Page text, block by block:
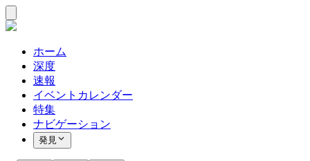
ホーム
深度
速報
イベントカレンダー
特集
ナビゲーション
発見